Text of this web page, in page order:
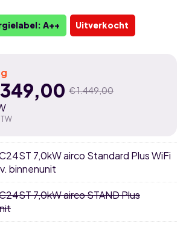
A++ Uitverkocht
€1.449,00
7,0kW airco Standard Plus WiFi
binnenunit
7,0kW airco STAND Plus